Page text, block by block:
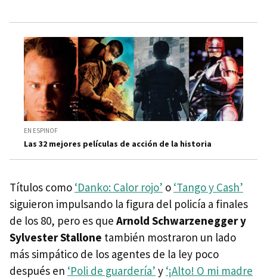
EN ESPINOF
Las 32 mejores películas de acción de la historia
Títulos como ‘Danko: Calor rojo’ o ‘Tango y Cash’
siguieron impulsando la figura del policía a finales
de los 80, pero es que Arnold Schwarzenegger y
Sylvester Stallone también mostraron un lado
más simpático de los agentes de la ley poco
después en ‘Poli de guardería’ y ‘¡Alto! O mi madre